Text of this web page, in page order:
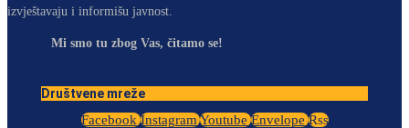
izvještavaju i informišu javnost.
Mi smo tu zbog Vas, čitamo se!
Društvene mreže
Facebook Instagram Youtube Envelope Rss